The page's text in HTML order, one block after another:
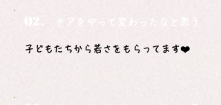
子どもたちから若さをもらってます❤️